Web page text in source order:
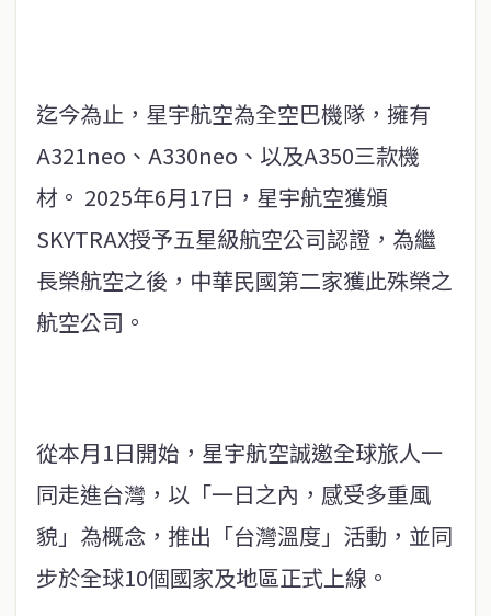
迄今為止，星宇航空為全空巴機隊，擁有
A321neo、A330neo、以及A350三款機
材。 2025年6月17日，星宇航空獲頒
SKYTRAX授予五星級航空公司認證，為繼
長榮航空之後，中華民國第二家獲此殊榮之
航空公司。
從本月1日開始，星宇航空誠邀全球旅人一
同走進台灣，以「一日之內，感受多重風
貌」為概念，推出「台灣溫度」活動，並同
步於全球10個國家及地區正式上線。